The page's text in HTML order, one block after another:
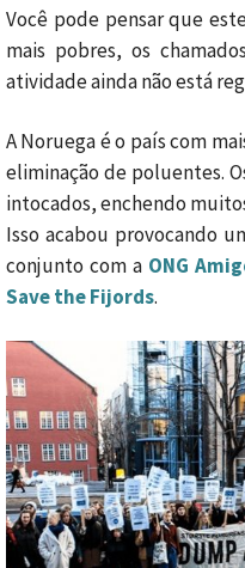
Você pode pensar que
mais pobres, os
atividade ainda não está
A Noruega é o país com
eliminação de poluentes.
intocados, enchendo
Isso acabou provocando
conjunto com a ONG
Save the Fijords.